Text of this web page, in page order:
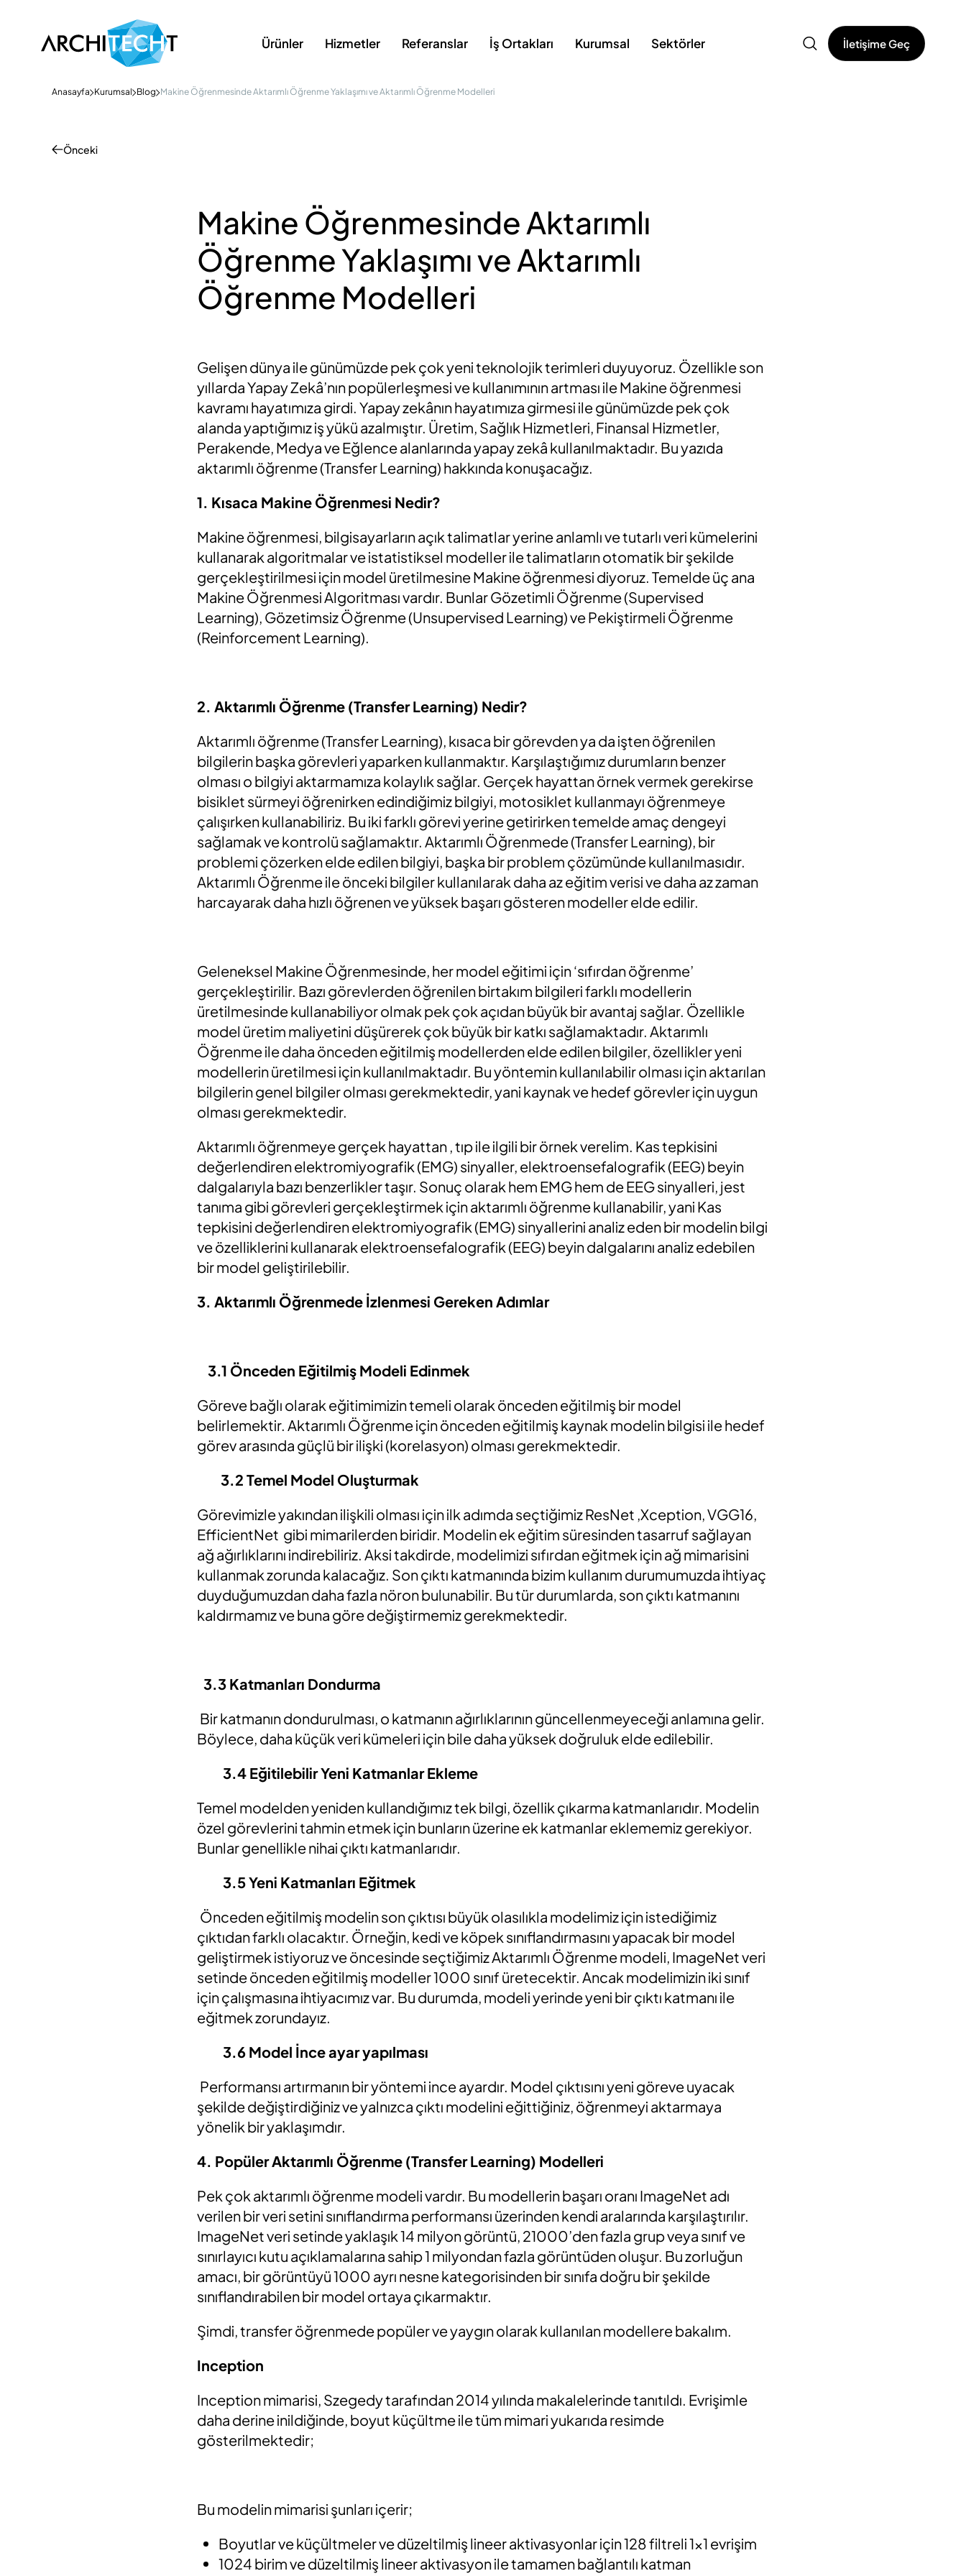
Ürünler Hizmetler Referanslar İş Ortakları Kurumsal Sektörler İletişime Geç
Anasayfa Kurumsal Blog Makine Öğrenmesinde Aktarımlı Öğrenme Yaklaşımı ve Aktarımlı Öğrenme Modelleri
Önceki
Makine Öğrenmesinde Aktarımlı
Öğrenme Yaklaşımı ve Aktarımlı
Öğrenme Modelleri
Gelişen dünya ile günümüzde pek çok yeni teknolojik terimleri duyuyoruz. Özellikle son
yıllarda Yapay Zekâ’nın popülerleşmesi ve kullanımının artması ile Makine öğrenmesi
kavramı hayatımıza girdi. Yapay zekânın hayatımıza girmesi ile günümüzde pek çok
alanda yaptığımız iş yükü azalmıştır. Üretim, Sağlık Hizmetleri, Finansal Hizmetler,
Perakende, Medya ve Eğlence alanlarında yapay zekâ kullanılmaktadır. Bu yazıda
aktarımlı öğrenme (Transfer Learning) hakkında konuşacağız.
1. Kısaca Makine Öğrenmesi Nedir?
Makine öğrenmesi, bilgisayarların açık talimatlar yerine anlamlı ve tutarlı veri kümelerini
kullanarak algoritmalar ve istatistiksel modeller ile talimatların otomatik bir şekilde
gerçekleştirilmesi için model üretilmesine Makine öğrenmesi diyoruz. Temelde üç ana
Makine Öğrenmesi Algoritması vardır. Bunlar Gözetimli Öğrenme (Supervised
Learning), Gözetimsiz Öğrenme (Unsupervised Learning) ve Pekiştirmeli Öğrenme
(Reinforcement Learning).
2. Aktarımlı Öğrenme (Transfer Learning) Nedir?
Aktarımlı öğrenme (Transfer Learning), kısaca bir görevden ya da işten öğrenilen
bilgilerin başka görevleri yaparken kullanmaktır. Karşılaştığımız durumların benzer
olması o bilgiyi aktarmamıza kolaylık sağlar. Gerçek hayattan örnek vermek gerekirse
bisiklet sürmeyi öğrenirken edindiğimiz bilgiyi, motosiklet kullanmayı öğrenmeye
çalışırken kullanabiliriz. Bu iki farklı görevi yerine getirirken temelde amaç dengeyi
sağlamak ve kontrolü sağlamaktır. Aktarımlı Öğrenmede (Transfer Learning), bir
problemi çözerken elde edilen bilgiyi, başka bir problem çözümünde kullanılmasıdır.
Aktarımlı Öğrenme ile önceki bilgiler kullanılarak daha az eğitim verisi ve daha az zaman
harcayarak daha hızlı öğrenen ve yüksek başarı gösteren modeller elde edilir.
Geleneksel Makine Öğrenmesinde, her model eğitimi için ‘sıfırdan öğrenme’
gerçekleştirilir. Bazı görevlerden öğrenilen birtakım bilgileri farklı modellerin
üretilmesinde kullanabiliyor olmak pek çok açıdan büyük bir avantaj sağlar. Özellikle
model üretim maliyetini düşürerek çok büyük bir katkı sağlamaktadır. Aktarımlı
Öğrenme ile daha önceden eğitilmiş modellerden elde edilen bilgiler, özellikler yeni
modellerin üretilmesi için kullanılmaktadır. Bu yöntemin kullanılabilir olması için aktarılan
bilgilerin genel bilgiler olması gerekmektedir, yani kaynak ve hedef görevler için uygun
olması gerekmektedir.
Aktarımlı öğrenmeye gerçek hayattan , tıp ile ilgili bir örnek verelim. Kas tepkisini
değerlendiren elektromiyografik (EMG) sinyaller, elektroensefalografik (EEG) beyin
dalgalarıyla bazı benzerlikler taşır. Sonuç olarak hem EMG hem de EEG sinyalleri, jest
tanıma gibi görevleri gerçekleştirmek için aktarımlı öğrenme kullanabilir, yani Kas
tepkisini değerlendiren elektromiyografik (EMG) sinyallerini analiz eden bir modelin bilgi
ve özelliklerini kullanarak elektroensefalografik (EEG) beyin dalgalarını analiz edebilen
bir model geliştirilebilir.
3. Aktarımlı Öğrenmede İzlenmesi Gereken Adımlar
3.1 Önceden Eğitilmiş Modeli Edinmek
Göreve bağlı olarak eğitimimizin temeli olarak önceden eğitilmiş bir model
belirlemektir. Aktarımlı Öğrenme için önceden eğitilmiş kaynak modelin bilgisi ile hedef
görev arasında güçlü bir ilişki (korelasyon) olması gerekmektedir.
3.2 Temel Model Oluşturmak
Görevimizle yakından ilişkili olması için ilk adımda seçtiğimiz ResNet ,Xception, VGG16,
EfficientNet gibi mimarilerden biridir. Modelin ek eğitim süresinden tasarruf sağlayan
ağ ağırlıklarını indirebiliriz. Aksi takdirde, modelimizi sıfırdan eğitmek için ağ mimarisini
kullanmak zorunda kalacağız. Son çıktı katmanında bizim kullanım durumumuzda ihtiyaç
duyduğumuzdan daha fazla nöron bulunabilir. Bu tür durumlarda, son çıktı katmanını
kaldırmamız ve buna göre değiştirmemiz gerekmektedir.
3.3 Katmanları Dondurma
Bir katmanın dondurulması, o katmanın ağırlıklarının güncellenmeyeceği anlamına gelir.
Böylece, daha küçük veri kümeleri için bile daha yüksek doğruluk elde edilebilir.
3.4 Eğitilebilir Yeni Katmanlar Ekleme
Temel modelden yeniden kullandığımız tek bilgi, özellik çıkarma katmanlarıdır. Modelin
özel görevlerini tahmin etmek için bunların üzerine ek katmanlar eklememiz gerekiyor.
Bunlar genellikle nihai çıktı katmanlarıdır.
3.5 Yeni Katmanları Eğitmek
Önceden eğitilmiş modelin son çıktısı büyük olasılıkla modelimiz için istediğimiz
çıktıdan farklı olacaktır. Örneğin, kedi ve köpek sınıflandırmasını yapacak bir model
geliştirmek istiyoruz ve öncesinde seçtiğimiz Aktarımlı Öğrenme modeli, ImageNet veri
setinde önceden eğitilmiş modeller 1000 sınıf üretecektir. Ancak modelimizin iki sınıf
için çalışmasına ihtiyacımız var. Bu durumda, modeli yerinde yeni bir çıktı katmanı ile
eğitmek zorundayız.
3.6 Model İnce ayar yapılması
Performansı artırmanın bir yöntemi ince ayardır. Model çıktısını yeni göreve uyacak
şekilde değiştirdiğiniz ve yalnızca çıktı modelini eğittiğiniz, öğrenmeyi aktarmaya
yönelik bir yaklaşımdır.
4. Popüler Aktarımlı Öğrenme (Transfer Learning) Modelleri
Pek çok aktarımlı öğrenme modeli vardır. Bu modellerin başarı oranı ImageNet adı
verilen bir veri setini sınıflandırma performansı üzerinden kendi aralarında karşılaştırılır.
ImageNet veri setinde yaklaşık 14 milyon görüntü, 21000’den fazla grup veya sınıf ve
sınırlayıcı kutu açıklamalarına sahip 1 milyondan fazla görüntüden oluşur. Bu zorluğun
amacı, bir görüntüyü 1000 ayrı nesne kategorisinden bir sınıfa doğru bir şekilde
sınıflandırabilen bir model ortaya çıkarmaktır.
Şimdi, transfer öğrenmede popüler ve yaygın olarak kullanılan modellere bakalım.
Inception
Inception mimarisi, Szegedy tarafından 2014 yılında makalelerinde tanıtıldı. Evrişimle
daha derine inildiğinde, boyut küçültme ile tüm mimari yukarıda resimde
gösterilmektedir;
Bu modelin mimarisi şunları içerir;
Boyutlar ve küçültmeler ve düzeltilmiş lineer aktivasyonlar için 128 filtreli 1×1 evrişim
1024 birim ve düzeltilmiş lineer aktivasyon ile tamamen bağlantılı katman